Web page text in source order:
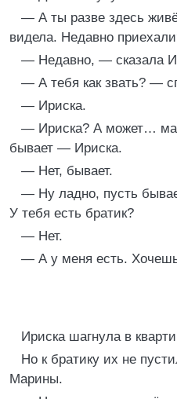
— А ты разве здесь
видела. Недавно
— Недавно, — сказала
— А тебя как звать? —
— Ириска.
— Ириска? А может…
бывает — Ириска.
— Нет, бывает.
— Ну ладно, пусть
У тебя есть братик?
— Нет.
— А у меня есть.
Ириска шагнула в
Но к братику их не
Марины.